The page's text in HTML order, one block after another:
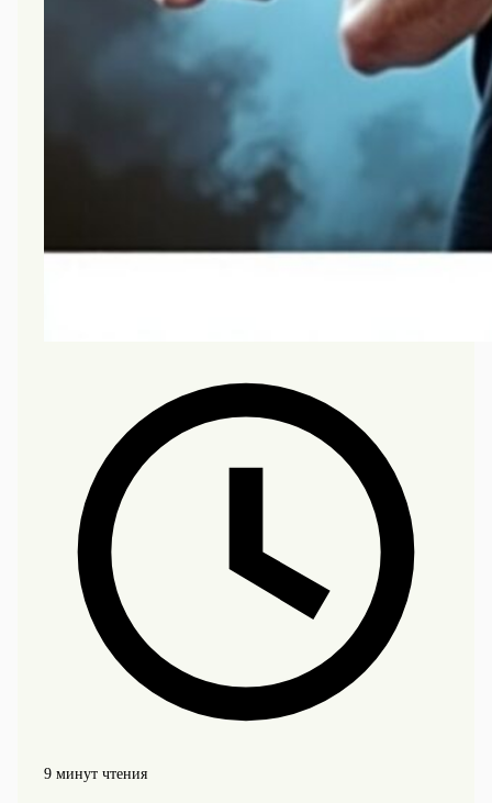
9 минут чтения